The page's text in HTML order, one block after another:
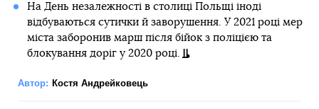
На День незалежності в столиці Польщі іноді
відбуваються сутички й заворушення. У 2021 році мер
міста заборонив марш після бійок з поліцією та
блокування доріг у 2020 році.
Автор: Костя Андрейковець